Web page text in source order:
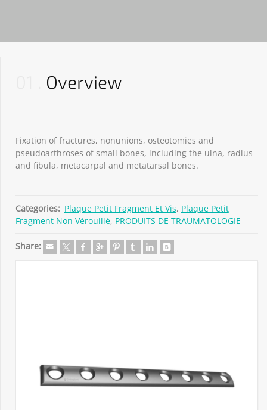
Overview
Fixation of fractures, nonunions, osteotomies and
pseudoarthroses of small bones, including the ulna, radius
and fibula, metacarpal and metatarsal bones.
Categories: Plaque Petit Fragment Et Vis, Plaque Petit
Fragment Non Vérouillé, PRODUITS DE TRAUMATOLOGIE
Share: